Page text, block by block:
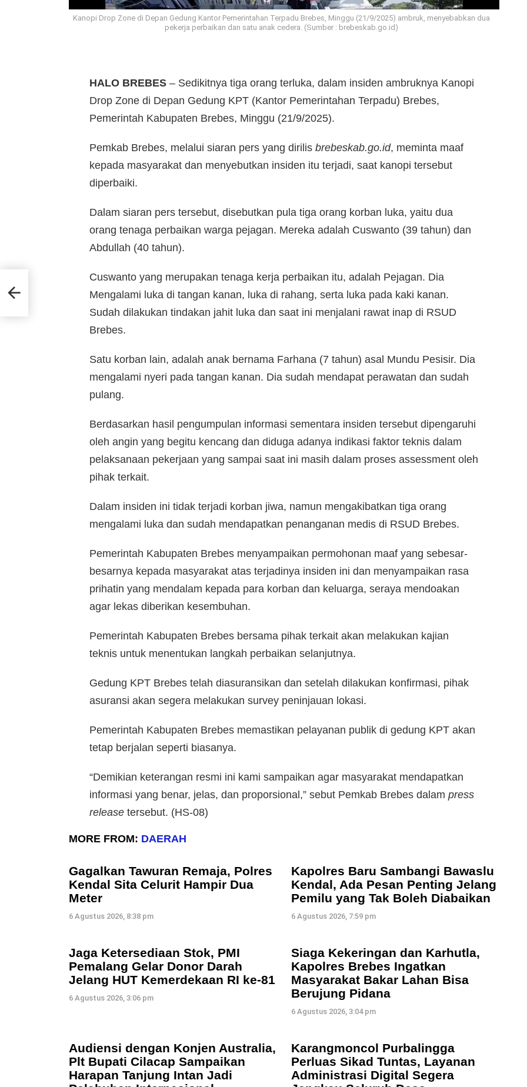
Kanopi Drop Zone di Depan Gedung Kantor Pemerintahan Terpadu Brebes, Minggu (21/9/2025) ambruk, menyebabkan dua
pekerja perbaikan dan satu anak cedera. (Sumber : brebeskab.go.id)
HALO BREBES – Sedikitnya tiga orang terluka, dalam insiden ambruknya Kanopi
Drop Zone di Depan Gedung KPT (Kantor Pemerintahan Terpadu) Brebes,
Pemerintah Kabupaten Brebes, Minggu (21/9/2025).
Pemkab Brebes, melalui siaran pers yang dirilis brebeskab.go.id, meminta maaf
kepada masyarakat dan menyebutkan insiden itu terjadi, saat kanopi tersebut
diperbaiki.
Dalam siaran pers tersebut, disebutkan pula tiga orang korban luka, yaitu dua
orang tenaga perbaikan warga pejagan. Mereka adalah Cuswanto (39 tahun) dan
Abdullah (40 tahun).
Cuswanto yang merupakan tenaga kerja perbaikan itu, adalah Pejagan. Dia
Mengalami luka di tangan kanan, luka di rahang, serta luka pada kaki kanan.
Sudah dilakukan tindakan jahit luka dan saat ini menjalani rawat inap di RSUD
Brebes.
Satu korban lain, adalah anak bernama Farhana (7 tahun) asal Mundu Pesisir. Dia
mengalami nyeri pada tangan kanan. Dia sudah mendapat perawatan dan sudah
pulang.
Berdasarkan hasil pengumpulan informasi sementara insiden tersebut dipengaruhi
oleh angin yang begitu kencang dan diduga adanya indikasi faktor teknis dalam
pelaksanaan pekerjaan yang sampai saat ini masih dalam proses assessment oleh
pihak terkait.
Dalam insiden ini tidak terjadi korban jiwa, namun mengakibatkan tiga orang
mengalami luka dan sudah mendapatkan penanganan medis di RSUD Brebes.
Pemerintah Kabupaten Brebes menyampaikan permohonan maaf yang sebesar-
besarnya kepada masyarakat atas terjadinya insiden ini dan menyampaikan rasa
prihatin yang mendalam kepada para korban dan keluarga, seraya mendoakan
agar lekas diberikan kesembuhan.
Pemerintah Kabupaten Brebes bersama pihak terkait akan melakukan kajian
teknis untuk menentukan langkah perbaikan selanjutnya.
Gedung KPT Brebes telah diasuransikan dan setelah dilakukan konfirmasi, pihak
asuransi akan segera melakukan survey peninjauan lokasi.
Pemerintah Kabupaten Brebes memastikan pelayanan publik di gedung KPT akan
tetap berjalan seperti biasanya.
“Demikian keterangan resmi ini kami sampaikan agar masyarakat mendapatkan
informasi yang benar, jelas, dan proporsional,” sebut Pemkab Brebes dalam press
release tersebut. (HS-08)
MORE FROM: DAERAH
Gagalkan Tawuran Remaja, Polres
Kendal Sita Celurit Hampir Dua
Meter
6 Agustus 2026, 8:38 pm
Kapolres Baru Sambangi Bawaslu
Kendal, Ada Pesan Penting Jelang
Pemilu yang Tak Boleh Diabaikan
6 Agustus 2026, 7:59 pm
Jaga Ketersediaan Stok, PMI
Pemalang Gelar Donor Darah
Jelang HUT Kemerdekaan RI ke-81
6 Agustus 2026, 3:06 pm
Siaga Kekeringan dan Karhutla,
Kapolres Brebes Ingatkan
Masyarakat Bakar Lahan Bisa
Berujung Pidana
6 Agustus 2026, 3:04 pm
Audiensi dengan Konjen Australia,
Plt Bupati Cilacap Sampaikan
Harapan Tanjung Intan Jadi
Karangmoncol Purbalingga
Perluas Sikad Tuntas, Layanan
Administrasi Digital Segera